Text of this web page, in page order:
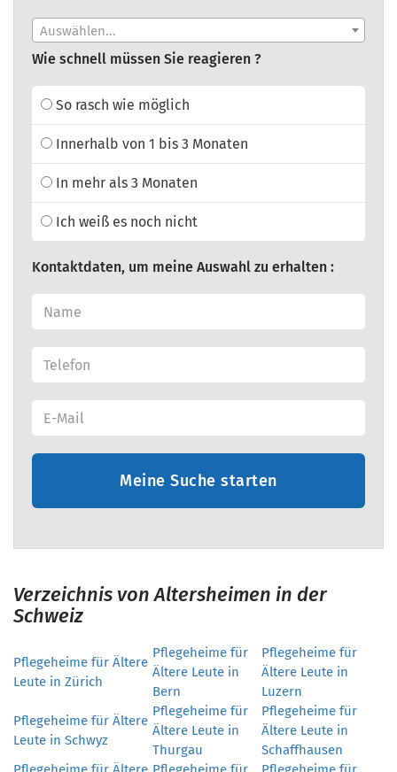
Auswählen...
Wie schnell müssen Sie reagieren ?
So rasch wie möglich
Innerhalb von 1 bis 3 Monaten
In mehr als 3 Monaten
Ich weiß es noch nicht
Kontaktdaten, um meine Auswahl zu erhalten :
Meine Suche starten
Verzeichnis von Altersheimen in der
Schweiz
Pflegeheime für Ältere
Leute in Zürich
Pflegeheime für
Ältere Leute in
Bern
Pflegeheime für
Ältere Leute in
Luzern
Pflegeheime für Ältere
Leute in Schwyz
Pflegeheime für
Ältere Leute in
Thurgau
Pflegeheime für
Ältere Leute in
Schaffhausen